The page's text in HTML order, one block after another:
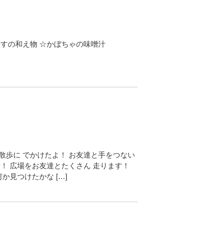
の和え物 ☆かぼちゃの味噌汁
歩に でかけたよ！ お友達と手をつない
広場をお友達とたくさん 走ります！
か見つけたかな […]